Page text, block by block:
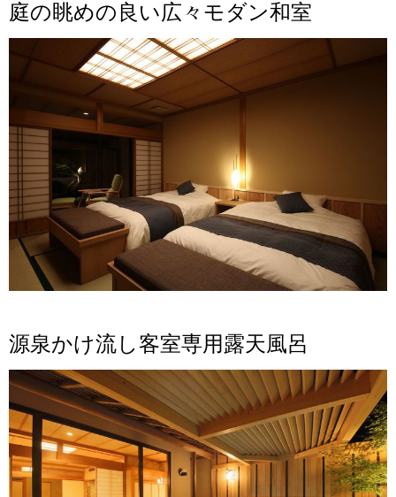
庭の眺めの良い広々モダン和室
源泉かけ流し客室専用露天風呂